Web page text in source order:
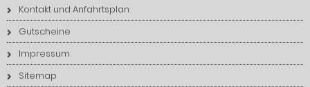
Kontakt und Anfahrtsplan
Gutscheine
Impressum
Sitemap